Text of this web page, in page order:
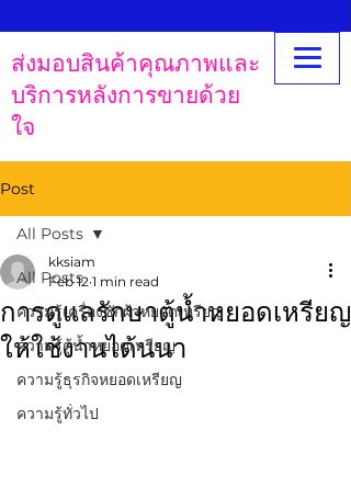
ส่งมอบสินค้าคุณภาพและ
บริการหลังการขายด้วย
ใจ
Post
All Posts
ความรู้เครื่องซักผ้าหยอดเหรียญ
ความรู้ตู้น้ำหยอดเหรียญ
ความรู้ธุรกิจหยอดเหรียญ
ความรู้ทั่วไป
All Posts
การดูแลรักษาตู้น้ำหยอดเหรียญ
ให้ใช้งานได้นนา
kksiam
Feb 12 1 min read